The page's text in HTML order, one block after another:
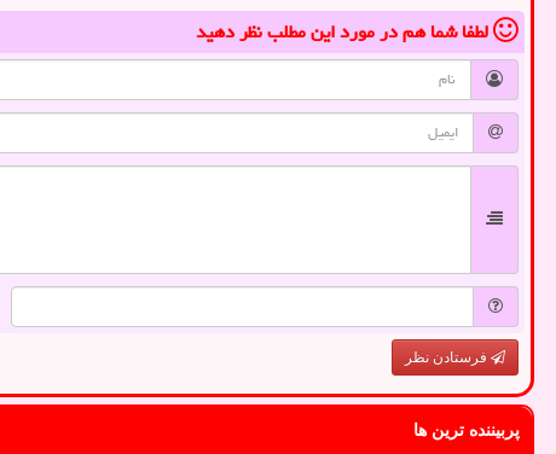
لطفا شما همدر مورد این مطلبنظر دهید
فرستادن نظر
پربیننده ترین ها